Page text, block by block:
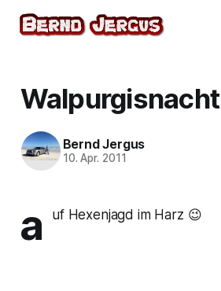
Walpurgisnacht
Bernd Jergus
10. Apr. 2011
a uf Hexenjagd im Harz 😉